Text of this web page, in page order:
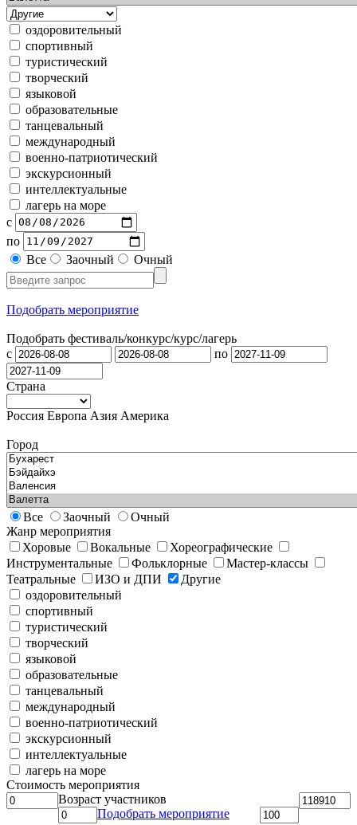
оздоровительный
спортивный
туристический
творческий
языковой
образовательные
танцевальный
международный
военно-патриотический
экскурсионный
интеллектуальные
лагерь на море
с
по
Все
Заочный Очный
Подобрать мероприятие
Подобрать фестиваль/конкурс/курс/лагерь
с
по
Страна
Россия Европа Азия Америка
Город
Все Заочный
Очный
Жанр мероприятия
Хоровые
Вокальные
Хореографические
Инструментальные
Фольклорные
Мастер-классы
Театральные
ИЗО и ДПИ
Другие
оздоровительный
спортивный
туристический
творческий
языковой
образовательные
танцевальный
международный
военно-патриотический
экскурсионный
интеллектуальные
лагерь на море
Стоимость мероприятия
Возраст участников
Подобрать мероприятие